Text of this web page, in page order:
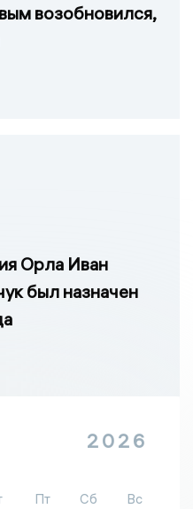
возобновился,
Орла Иван
был назначен
2026
Пт Сб
Вс